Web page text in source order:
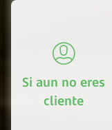
Si aun no eres
cliente